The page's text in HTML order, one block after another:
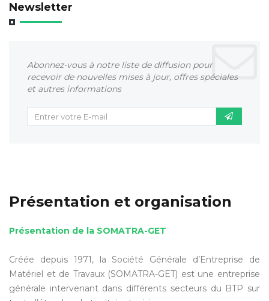
Newsletter
Abonnez-vous à notre liste de diffusion pour
recevoir de nouvelles mises à jour, offres spéciales
et autres informations
Présentation et organisation
Présentation de la SOMATRA-GET
Créée depuis 1971, la Société Générale d’Entreprise de
Matériel et de Travaux (SOMATRA-GET) est une entreprise
générale intervenant dans différents secteurs du BTP sur